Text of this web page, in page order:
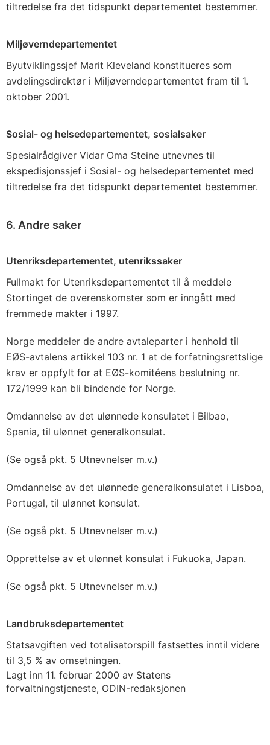
tiltredelse fra det tidspunkt departementet bestemmer.
Miljøverndepartementet
Byutviklingssjef Marit Kleveland konstitueres som
avdelingsdirektør i Miljøverndepartementet fram til 1.
oktober 2001.
Sosial- og helsedepartementet, sosialsaker
Spesialrådgiver Vidar Oma Steine utnevnes til
ekspedisjonssjef i Sosial- og helsedepartementet med
tiltredelse fra det tidspunkt departementet bestemmer.
6. Andre saker
Utenriksdepartementet, utenrikssaker
Fullmakt for Utenriksdepartementet til å meddele
Stortinget de overenskomster som er inngått med
fremmede makter i 1997.
Norge meddeler de andre avtaleparter i henhold til
EØS-avtalens artikkel 103 nr. 1 at de forfatningsrettslige
krav er oppfylt for at EØS-komitéens beslutning nr.
172/1999 kan bli bindende for Norge.
Omdannelse av det ulønnede konsulatet i Bilbao,
Spania, til ulønnet generalkonsulat.
(Se også pkt. 5 Utnevnelser m.v.)
Omdannelse av det ulønnede generalkonsulatet i Lisboa,
Portugal, til ulønnet konsulat.
(Se også pkt. 5 Utnevnelser m.v.)
Opprettelse av et ulønnet konsulat i Fukuoka, Japan.
(Se også pkt. 5 Utnevnelser m.v.)
Landbruksdepartementet
Statsavgiften ved totalisatorspill fastsettes inntil videre
til 3,5 % av omsetningen.
Lagt inn 11. februar 2000 av Statens
forvaltningstjeneste, ODIN-redaksjonen